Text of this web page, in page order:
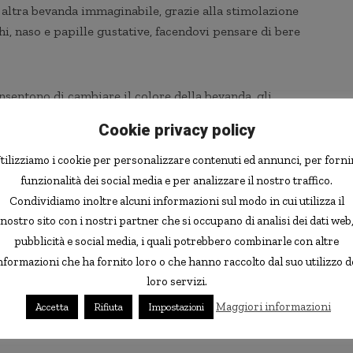
bevanda immaginabile, grazie alla stimolazione
naso e papille gustative, facendovi pensare di bere
di cambiare il colore della bevanda, gli
la lingua in modo che senta il liquido come
aria equipaggiate con cartucce aromatiche, che si
Nimesha Ranasinghe, ricercatore presso la National
presentato alla Conferenza multimediale di
View, in California. Ranasinghe, specializzato
precedentemente creato una “limonata digitale”
di stimoli al mix ha aperto un’intera gamma di
anche un componente di realtà virtuale,
cocktail virtuali in location virtuali.
Cookie privacy policy
i cookie per personalizzare contenuti ed annunci, per
funzionalità dei social media e per analizzare il nostro traffico.
Condividiamo inoltre alcuni informazioni sul modo in cui utilizza il
nostro sito con i nostri partner che si occupano di analisi dei dati web,
pubblicità e social media, i quali potrebbero combinarle con altre
che ha fornito loro o che hanno raccolto dal suo utilizzo
loro servizi.
Accetta Rifiuta Impostazioni Maggiori informazioni